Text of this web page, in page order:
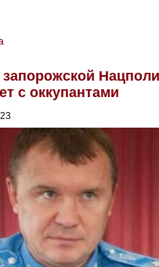
с оккупантами